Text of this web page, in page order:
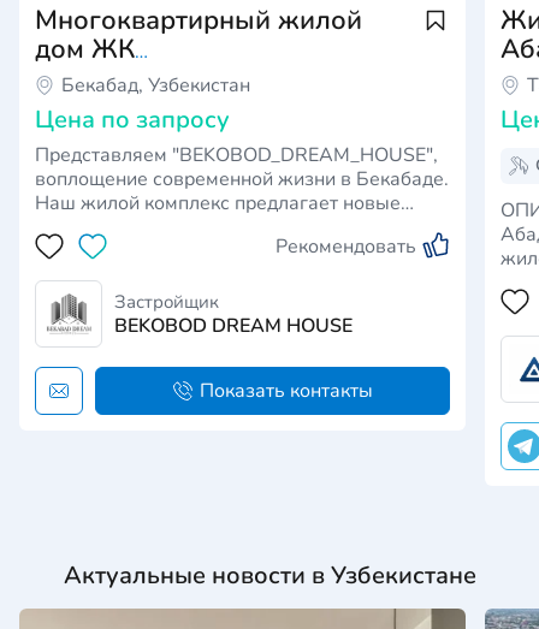
Многоквартирный жилой
дом ЖК
"BEKOBOD_DREAM_HOUSE"
Бекабад, Узбекистан
Цена по запросу
Представляем "BEKOBOD_DREAM_HOUSE",
воплощение современной жизни в Бекабаде.
Наш жилой комплекс предлагает новые
дома и квартиры, предназначенные для
воплощения вашей мечты об идеальном
доме. Изящно поднимаясь на 5 этажей,
BEKOBOD_DREAM_HOUSE предлагает
широкий выбор вариантов жилья по дост…
Рекомендовать
Застройщик
BEKOBOD DREAM HOUSE
Показать контакты
из
Актуальные новости в Узбекистане